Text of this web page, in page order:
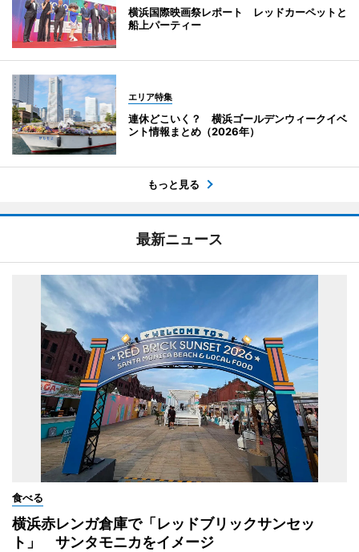
横浜国際映画祭レポート レッドカーペットと
船上パーティー
エリア特集
連休どこいく？ 横浜ゴールデンウィークイベ
ント情報まとめ（2026年）
もっと見る
最新ニュース
食べる
横浜赤レンガ倉庫で「レッドブリックサンセッ
ト」 サンタモニカをイメージ